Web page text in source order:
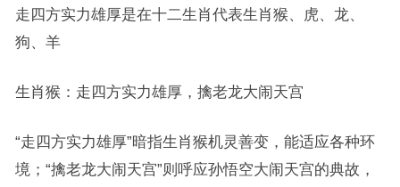
走四方实力雄厚是在十二生肖代表生肖猴、虎、龙、
狗、羊
生肖猴：走四方实力雄厚，擒老龙大闹天宫
“走四方实力雄厚”暗指生肖猴机灵善变，能适应各种环
境；“擒老龙大闹天宫”则呼应孙悟空大闹天宫的典故，